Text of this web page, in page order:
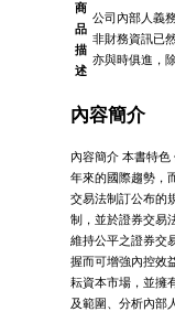
商
品
描
述
公司內部人義
非財務資訊已
亦與時俱進，
內容簡介
內容簡介 本書特
年來的國際趨勢，
交易法制訂公布的
制，並於證券交易
維持公平之證券交
握而可增強內控效
耘資本市場，並擁
及範圍、分析內部